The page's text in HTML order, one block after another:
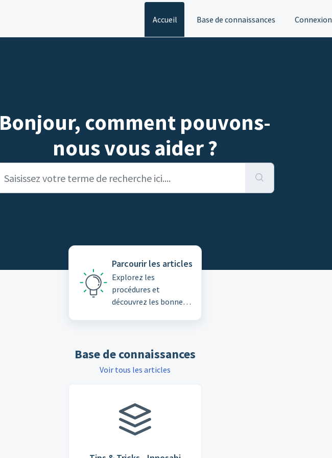
Accueil Base de connaissances Connexion
Bonjour, comment pouvons-
nous vous aider ?
Parcourir les articles
Explorez les
procédures et
découvrez les bonnes
Base de connaissances
Voir tous les articles